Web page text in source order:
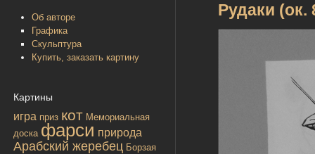
Об авторе
Графика
Скульптура
Купить, заказать картину
Картины
игра приз кот Мемориальная
доска фарси природа
Арабский жеребец Борзая
Рудаки (ок.